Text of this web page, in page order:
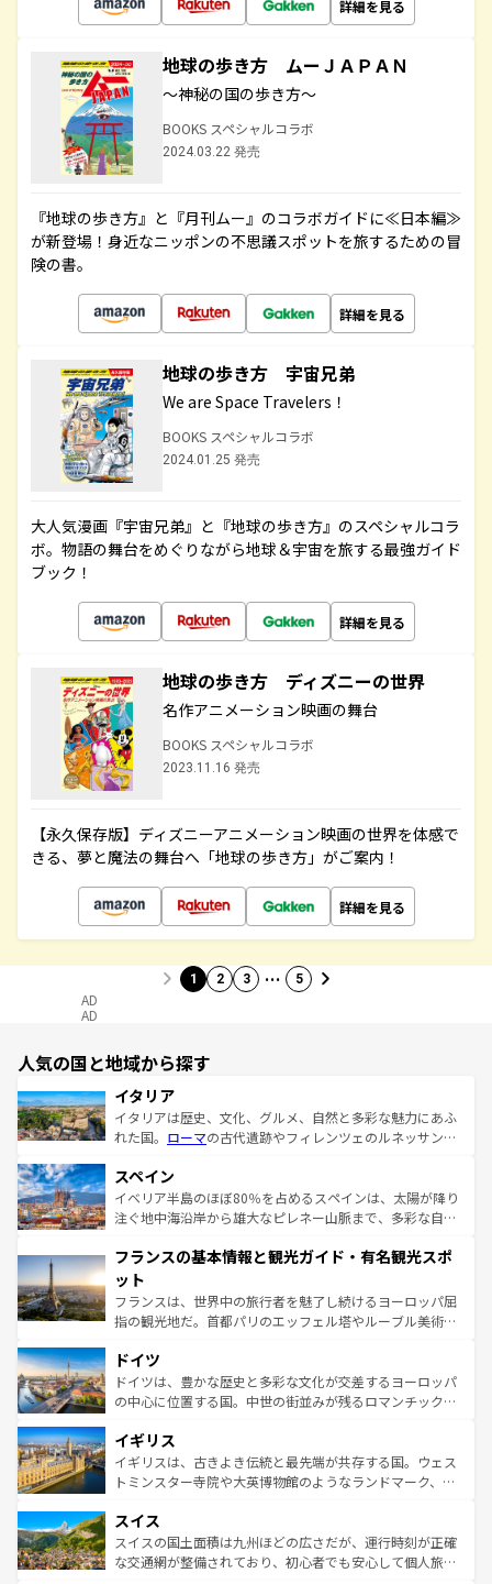
詳細を見る
地球の歩き方 ムーＪＡＰＡＮ
～神秘の国の歩き方～
BOOKS スペシャルコラボ
2024.03.22 発売
『地球の歩き方』と『月刊ムー』のコラボガイドに≪日本編≫
が新登場！身近なニッポンの不思議スポットを旅するための冒
険の書。
詳細を見る
地球の歩き方 宇宙兄弟
We are Space Travelers！
BOOKS スペシャルコラボ
2024.01.25 発売
大人気漫画『宇宙兄弟』と『地球の歩き方』のスペシャルコラ
ボ。物語の舞台をめぐりながら地球＆宇宙を旅する最強ガイド
ブック！
詳細を見る
地球の歩き方 ディズニーの世界
名作アニメーション映画の舞台
BOOKS スペシャルコラボ
2023.11.16 発売
【永久保存版】ディズニーアニメーション映画の世界を体感で
きる、夢と魔法の舞台へ「地球の歩き方」がご案内！
詳細を見る
1 2 3 … 5
AD
AD
人気の国と地域から探す
イタリア
イタリアは歴史、文化、グルメ、自然と多彩な魅力にあふ
れた国。 ローマの古代遺跡やフィレンツェのルネッサンス
ろん、トスカーナの美しい田園風景やアマルフィ海岸の絶
景など、自然景観も見逃せない。観光の合間には、本場の
ピザやパスタなど、絶品のイタリア料理を堪能することも
ませてくれるイタリアで、忘れられない旅をしてみよう！
なお、新着のイタリア情報は
しい。
スペイン
イベリア半島のほぼ80％を占めるスペインは、太陽が降り
注ぐ地中海沿岸から雄大なピレネー山脈まで、多彩な自然
文化が根付くこの国では、情熱的なフラメンコ、熱気あふ
れる闘牛、そして美味しいタパスが生活の一部となってい
る。首都マドリードの洗練された雰囲気や、バルセロナの
アートに溢れた街角から、地方では古代ローマ遺跡や中世
せる。地方によって風土や気候が異なるスペインはその個
性で訪れる人を魅了する。 なお、新着のスペイン情報は コ
ンテンツ一覧を参照してほしい。
フランスの基本情報と観光ガイド・有名観光スポ
ット
フランスは、世界中の旅行者を魅了し続けるヨーロッパ屈
指の観光地だ。首都パリのエッフェル塔やルーブル美術館
で、幅広い魅力が詰まっている。華麗な宮殿、歴史的な大
聖堂、美しいビーチ、そして豊かな自然が、訪れる者を心
から魅了する。また、フランスは美食の国としても知ら
いる。シャンパンの発祥地であるランス、プロヴァンスの
香り高いラベンダー畑など、多彩な楽しみ方が可能だ。さ
らに、パリ以外の地域にも魅力が溢れており、どの街角に
れる地方に足を運ぶとそれぞれで全く異なる文化を体験で
きるだろう。 なお、新着のフランス情報はコンテンツ一覧
を参照してほしい。
ドイツ
ドイツは、豊かな歴史と多彩な文化が交差するヨーロッパ
の中心に位置する国。中世の街並みが残るロマンチック街
顔を持つこの国は、どこを歩いても飽きることがない。ベ
ルリンの文化的活気、バイエルン州のアルプスの絶景、そ
してライン川沿いのワイン畑といった風景は必見。ビール
は、お酒好きな人にはぜひ体験してほしい。 なお、新着の
ドイツ情報はコンテンツ一覧を参照してほしい。
イギリス
イギリスは、古きよき伝統と最先端が共存する国。ウェス
トミンスター寺院や大英博物館のようなランドマーク、歴
リアごとに異なる魅力がある。また、優雅なアフタヌーン
ティー、ビール好きにはたまらない英国パブ、サッカー観
戦など、本場だからこそできる体験も豊富。イギリスを旅
スイス
スイスの国土面積は九州ほどの広さだが、運行時刻が正確
な交通網が整備されており、初心者でも安心して個人旅行